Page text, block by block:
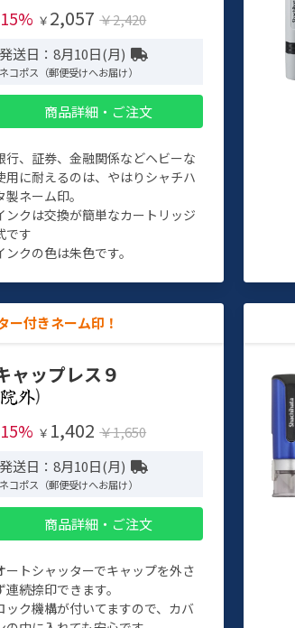
￥ 2,057 ￥2,420
発送日：8月10日(月)
ネコポス（郵便受けへお届け）
商品詳細・ご注文
行、証券、金融関係などヘビーな
用に耐えるのは、やはりシャチハ
製ネーム印。
ンクは交換が簡単なカートリッジ
です
ンクの色は朱色です。
ー付きネーム印！
ャップレス９
)
￥ 1,402 ￥1,650
発送日：8月10日(月)
ネコポス（郵便受けへお届け）
商品詳細・ご注文
ートシャッターでキャップを外さ
連続捺印できます。
ック機構が付いてますので、カバ